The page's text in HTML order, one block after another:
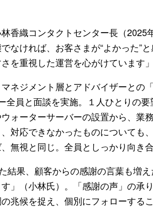
香織コンタクトセンター長（2025
なければ、お客さまが“よかった”
を重視した運営を心がけています」
ネジメント層とアドバイザーとの
全員と面談を実施。１人ひとりの
ォーターサーバーの設置から、業
対応できなかったものについても
無視と同じ。全員としっかり向き
結果、顧客からの感謝の言葉も増
」（小林氏）。「感謝の声」の承
兆候を捉え、個別にフォローする